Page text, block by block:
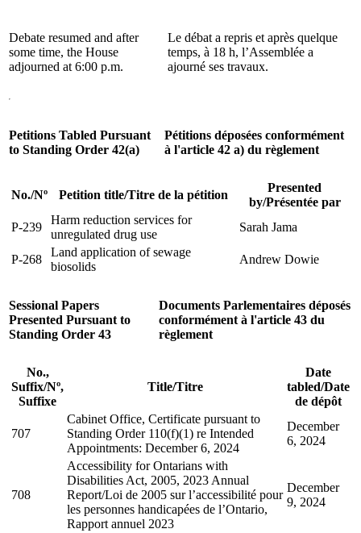
Debate resumed and after
some time, the House
adjourned at 6:00 p.m.
Le débat a repris et après quelque
temps, à 18 h, l’Assemblée a
ajourné ses travaux.
Petitions Tabled Pursuant
to Standing Order 42(a)
Pétitions déposées conformément
à l'article 42 a) du règlement
No./Nº Petition title/Titre de la pétition
Presented
by/Présentée par
P-239
Harm reduction services for
unregulated drug use
Sarah Jama
P-268
Land application of sewage
biosolids
Andrew Dowie
Sessional Papers
Presented Pursuant to
Standing Order 43
Documents Parlementaires déposés
conformément à l'article 43 du
règlement
No.,
Suffix/Nº,
Suffixe
Title/Titre
Date
tabled/Date
de dépôt
707
Cabinet Office, Certificate pursuant to
Standing Order 110(f)(1) re Intended
Appointments: December 6, 2024
December
6, 2024
708
Accessibility for Ontarians with
Disabilities Act, 2005, 2023 Annual
Report/Loi de 2005 sur l’accessibilité pour
les personnes handicapées de l’Ontario,
Rapport annuel 2023
December
9, 2024